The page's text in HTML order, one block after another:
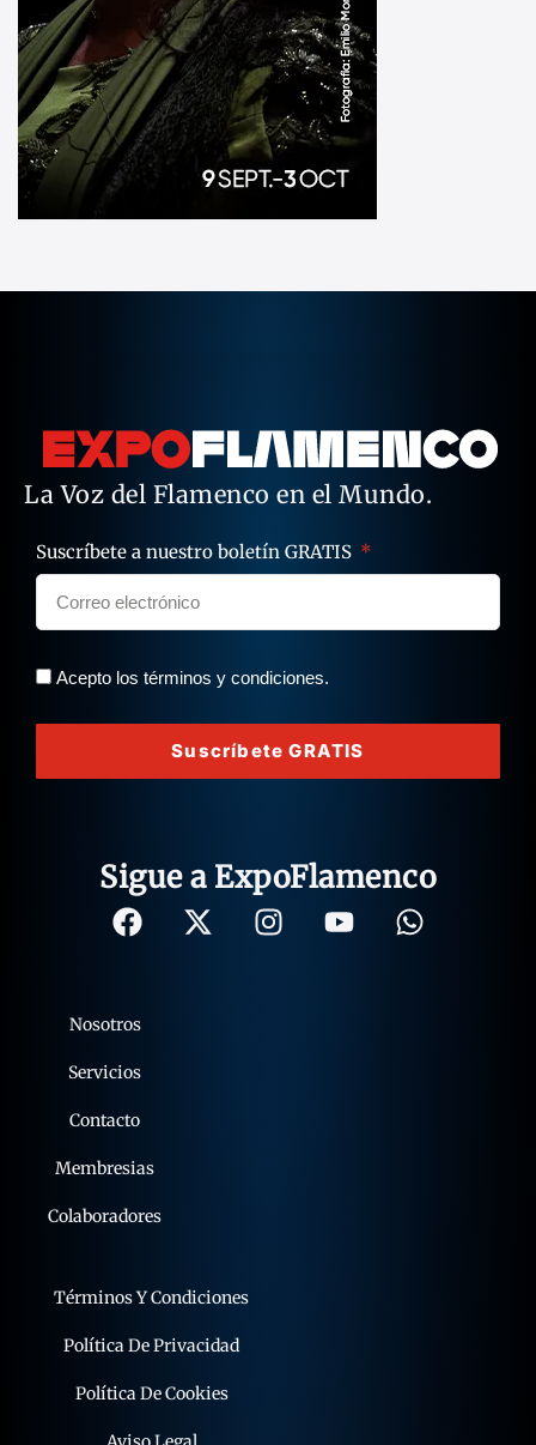
La Voz del Flamenco en el Mundo.
Suscríbete a nuestro boletín GRATIS
Acepto los términos y condiciones.
Suscríbete GRATIS
Sigue a ExpoFlamenco
Términos Y Condiciones
Política De Privacidad
Política De Cookies
Nosotros
Servicios
Contacto
Membresias
Colaboradores